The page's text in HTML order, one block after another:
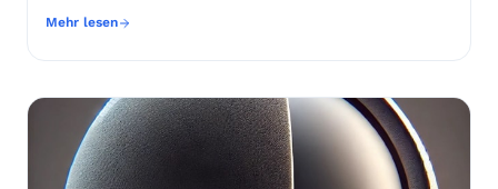
Mehr lesen